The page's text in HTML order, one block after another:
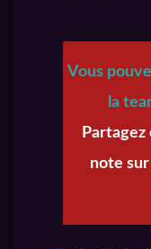
Vous
la
note